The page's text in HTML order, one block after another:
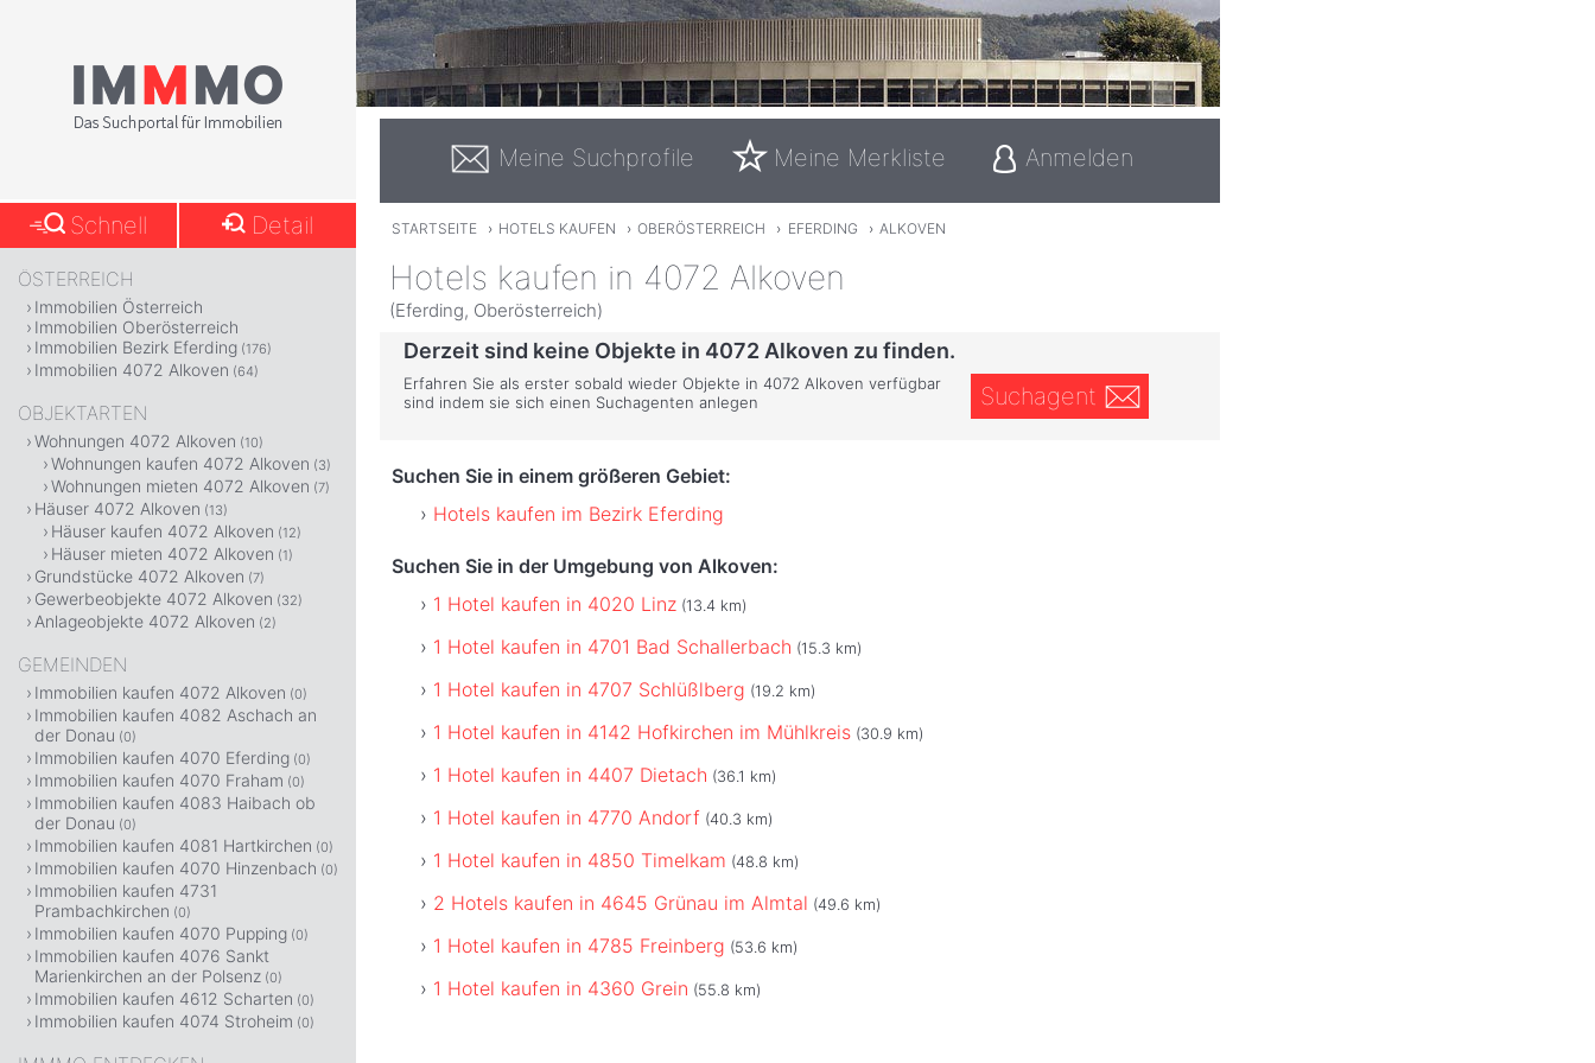
Meine Suchprofile Meine Merkliste Anmelden
STARTSEITE › HOTELS KAUFEN › OBERÖSTERREICH › EFERDING › ALKOVEN
Hotels kaufen in 4072 Alkoven
(Eferding, Oberösterreich)
Derzeit sind keine Objekte in 4072 Alkoven zu finden.
Erfahren Sie als erster sobald wieder Objekte in 4072 Alkoven verfügbar
sind indem sie sich einen Suchagenten anlegen
Suchagent
Suchen Sie in einem größeren Gebiet:
Hotels kaufen im Bezirk Eferding
Suchen Sie in der Umgebung von Alkoven:
1 Hotel kaufen in 4020 Linz (13.4 km)
1 Hotel kaufen in 4701 Bad Schallerbach (15.3 km)
1 Hotel kaufen in 4707 Schlüßlberg (19.2 km)
1 Hotel kaufen in 4142 Hofkirchen im Mühlkreis (30.9 km)
1 Hotel kaufen in 4407 Dietach (36.1 km)
1 Hotel kaufen in 4770 Andorf (40.3 km)
1 Hotel kaufen in 4850 Timelkam (48.8 km)
2 Hotels kaufen in 4645 Grünau im Almtal (49.6 km)
1 Hotel kaufen in 4785 Freinberg (53.6 km)
1 Hotel kaufen in 4360 Grein (55.8 km)
Schnell Detail
ÖSTERREICH
Immobilien Österreich
Immobilien Oberösterreich
Immobilien Bezirk Eferding (176)
Immobilien 4072 Alkoven (64)
OBJEKTARTEN
Wohnungen 4072 Alkoven (10)
Wohnungen kaufen 4072 Alkoven (3)
Wohnungen mieten 4072 Alkoven (7)
Häuser 4072 Alkoven (13)
Häuser kaufen 4072 Alkoven (12)
Häuser mieten 4072 Alkoven (1)
Grundstücke 4072 Alkoven (7)
Gewerbeobjekte 4072 Alkoven (32)
Anlageobjekte 4072 Alkoven (2)
GEMEINDEN
Immobilien kaufen 4072 Alkoven (0)
Immobilien kaufen 4082 Aschach an
der Donau (0)
Immobilien kaufen 4070 Eferding (0)
Immobilien kaufen 4070 Fraham (0)
Immobilien kaufen 4083 Haibach ob
der Donau (0)
Immobilien kaufen 4081 Hartkirchen (0)
Immobilien kaufen 4070 Hinzenbach (0)
Immobilien kaufen 4731
Prambachkirchen (0)
Immobilien kaufen 4070 Pupping (0)
Immobilien kaufen 4076 Sankt
Marienkirchen an der Polsenz (0)
Immobilien kaufen 4612 Scharten (0)
Immobilien kaufen 4074 Stroheim (0)